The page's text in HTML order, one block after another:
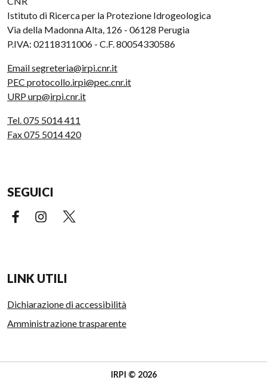
Istituto di Ricerca per la Protezione Idrogeologica
Via della Madonna Alta, 126 - 06128 Perugia
P.IVA: 02118311006 - C.F. 80054330586
Email segreteria@irpi.cnr.it
PEC protocollo.irpi@pec.cnr.it
URP urp@irpi.cnr.it
Tel. 075 5014 411
Fax 075 5014 420
SEGUICI
Facebook (link esterno)
Instagram (link esterno)
LINK UTILI
Dichiarazione di accessibilità
Amministrazione trasparente
IRPI © 2026